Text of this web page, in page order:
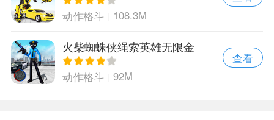
动作格斗 108.3M
火柴蜘蛛侠绳索英雄无限金
币版
动作格斗 92M
查看